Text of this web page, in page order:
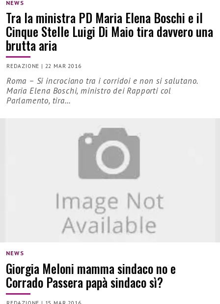
NEWS
Tra la ministra PD Maria Elena Boschi e il
Cinque Stelle Luigi Di Maio tira davvero una
brutta aria
REDAZIONE | 22 MAR 2016
Roma – Si incrociano tra i corridoi e non si salutano.
Maria Elena Boschi, ministro dei Rapporti col
Parlamento, tira…
NEWS
Giorgia Meloni mamma sindaco no e
Corrado Passera papà sindaco sì?